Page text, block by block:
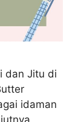
dan Jitu di
idaman